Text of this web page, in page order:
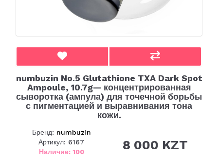
numbuzin No.5 Glutathione TXA Dark Spot
Ampoule, 10.7g— концентрированная
сыворотка (ампула) для точечной борьбы
с пигментацией и выравнивания тона
кожи.
Бренд: numbuzin
Артикул: 6167
Наличие: 100
8 000 KZT